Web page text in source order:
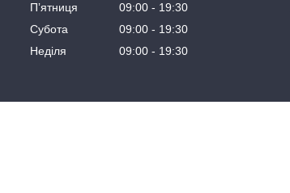
Пʼятниця
09:00
19:30
Субота
09:00
19:30
Неділя
09:00 19:30